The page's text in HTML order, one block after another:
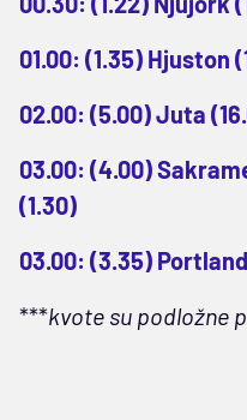
01.00: (1.35) Hjuston
02.00: (5.00) Juta
03.00: (4.00)
(1.30)
03.00: (3.35)
***kvote su podložne